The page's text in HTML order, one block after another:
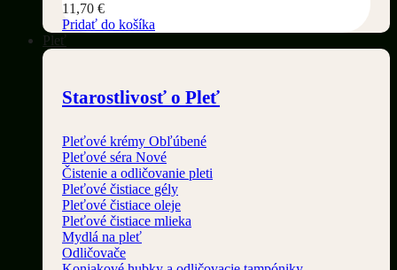
11,70 €
Pridať do košíka
Pleť
Starostlivosť o Pleť
Pleťové krémy
Pleťové séra
Čistenie a odličovanie pleti
Pleťové čistiace gély
Pleťové čistiace oleje
Pleťové čistiace mlieka
Mydlá na pleť
Odličovače